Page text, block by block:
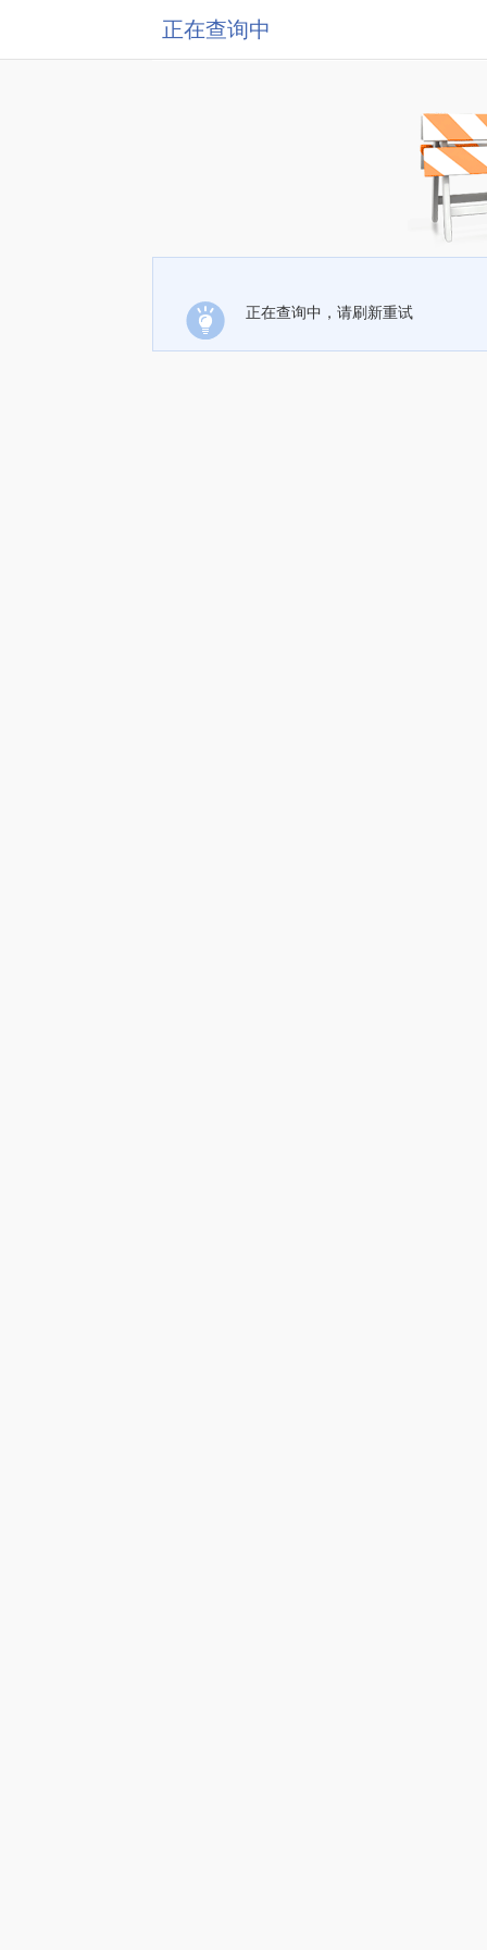
正在查询中
正在查询中，请刷新重试